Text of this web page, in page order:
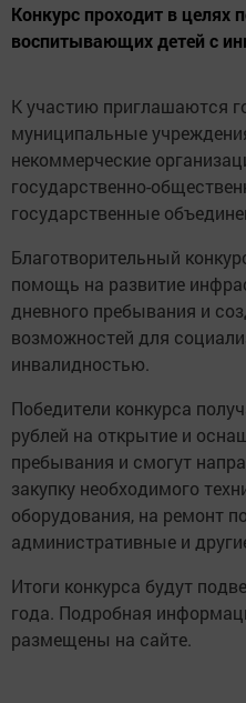
Конкурс проходит в целях
воспитывающих детей с
К участию приглашаются
муниципальные
некоммерческие
государственно-
государственные
Благотворительный
помощь на развитие
дневного пребывания и
возможностей для
инвалидностью.
Победители конкурса
рублей на открытие и
пребывания и смогут
закупку необходимого
оборудования, на ремонт
административные и
Итоги конкурса будут
года. Подробная
размещены на сайте.